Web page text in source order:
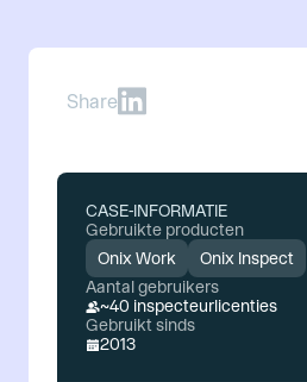
Share
CASE-INFORMATIE
Gebruikte producten
Onix Work
Onix Inspect
Aantal gebruikers
~40 inspecteurlicenties
Gebruikt sinds
2013